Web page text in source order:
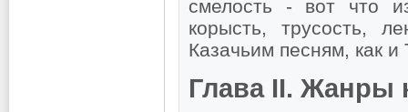
смелость - вот что
корысть, трусость,
Казачьим песням, как
Глава II. Жанры